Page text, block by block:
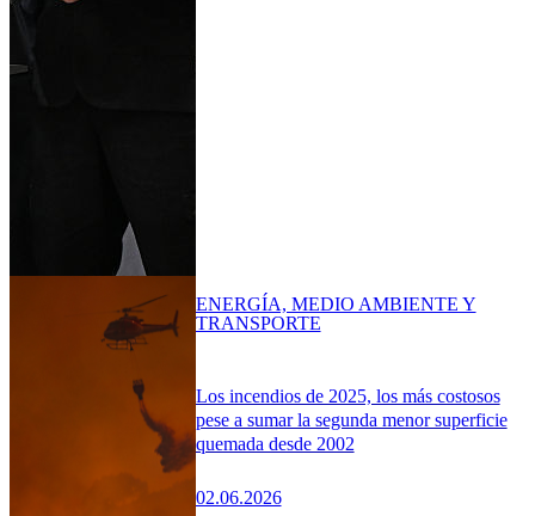
Los incendios de 2025, los más costosos
pese a sumar la segunda menor superficie
quemada desde 2002
02.06.2026
ENERGÍA, MEDIO AMBIENTE Y
TRANSPORTE